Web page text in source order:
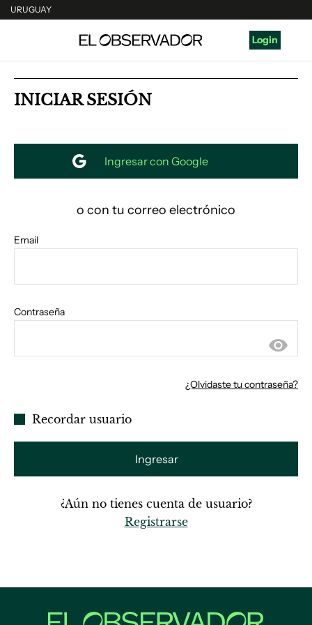
URUGUAY
ARGENTINA
Login
INICIAR SESIÓN
o con tu correo electrónico
Email
Contraseña
¿Olvidaste tu contraseña?
Recordar usuario
Ingresar
¿Aún no tienes cuenta de usuario?
Registrarse